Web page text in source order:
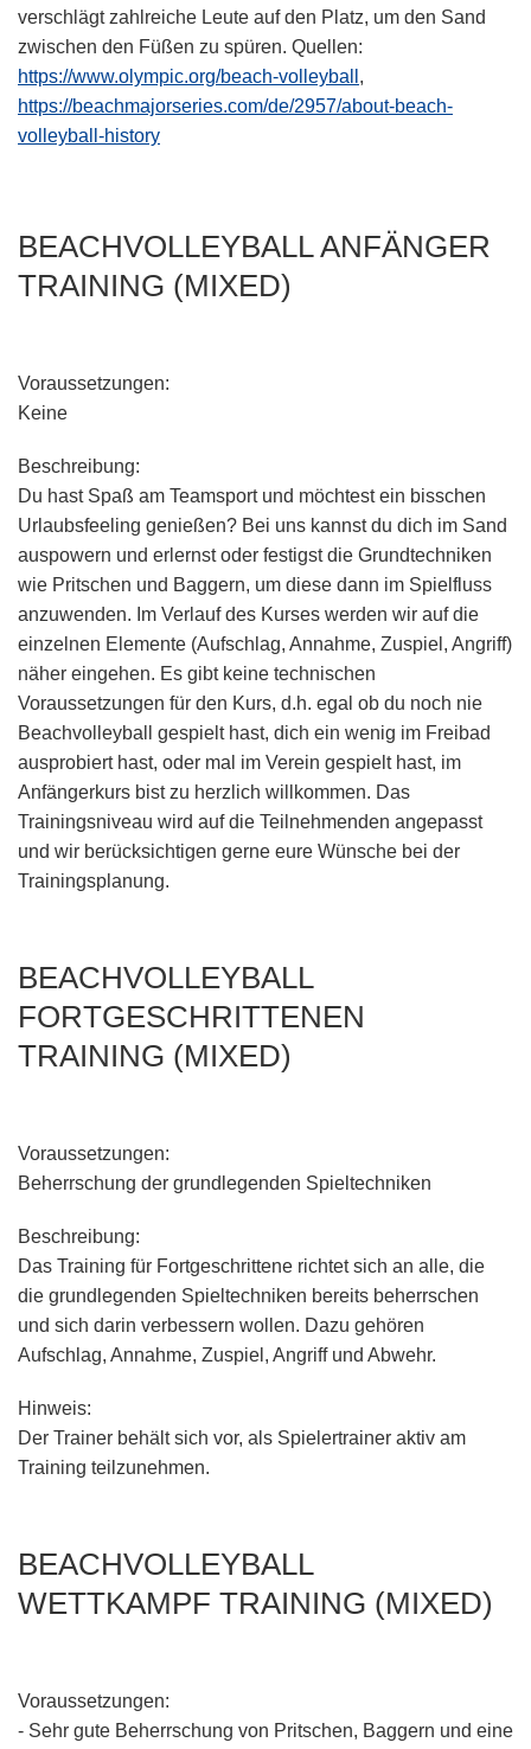
verschlägt zahlreiche Leute auf den Platz, um den Sand
zwischen den Füßen zu spüren. Quellen:
https://www.olympic.org/beach-volleyball ,
https://beachmajorseries.com/de/2957/about-beach-
volleyball-history
BEACHVOLLEYBALL ANFÄNGER
TRAINING (MIXED)
Voraussetzungen:
Keine
Beschreibung:
Du hast Spaß am Teamsport und möchtest ein bisschen
Urlaubsfeeling genießen? Bei uns kannst du dich im Sand
auspowern und erlernst oder festigst die Grundtechniken
wie Pritschen und Baggern, um diese dann im Spielfluss
anzuwenden. Im Verlauf des Kurses werden wir auf die
einzelnen Elemente (Aufschlag, Annahme, Zuspiel, Angriff)
näher eingehen. Es gibt keine technischen
Voraussetzungen für den Kurs, d.h. egal ob du noch nie
Beachvolleyball gespielt hast, dich ein wenig im Freibad
ausprobiert hast, oder mal im Verein gespielt hast, im
Anfängerkurs bist zu herzlich willkommen. Das
Trainingsniveau wird auf die Teilnehmenden angepasst
und wir berücksichtigen gerne eure Wünsche bei der
Trainingsplanung.
BEACHVOLLEYBALL
FORTGESCHRITTENEN
TRAINING (MIXED)
Voraussetzungen:
Beherrschung der grundlegenden Spieltechniken
Beschreibung:
Das Training für Fortgeschrittene richtet sich an alle, die
die grundlegenden Spieltechniken bereits beherrschen
und sich darin verbessern wollen. Dazu gehören
Aufschlag, Annahme, Zuspiel, Angriff und Abwehr.
Hinweis:
Der Trainer behält sich vor, als Spielertrainer aktiv am
Training teilzunehmen.
BEACHVOLLEYBALL
WETTKAMPF TRAINING (MIXED)
Voraussetzungen:
- Sehr gute Beherrschung von Pritschen, Baggern und eine